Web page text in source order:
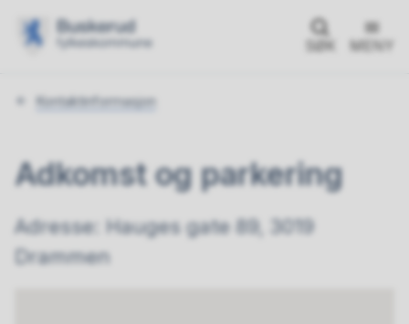
SØK MENY
Du
Kontaktinformasjon
Adkomst og parkering
Adresse: Hauges gate 89, 3019
Drammen